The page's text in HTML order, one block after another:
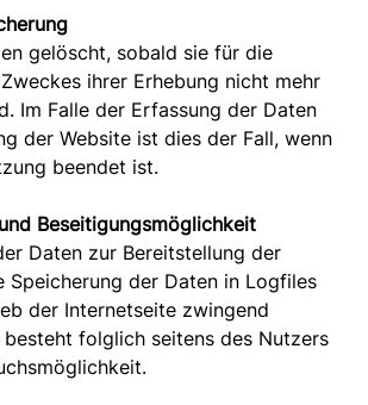
gelöscht, sobald sie für die
ihrer Erhebung nicht mehr
Im Falle der Erfassung der Daten
der Website ist dies der Fall, wenn
beendet ist.
Beseitigungsmöglichkeit
Daten zur Bereitstellung der
Speicherung der Daten in Logfiles
der Internetseite zwingend
folglich seitens des Nutzers